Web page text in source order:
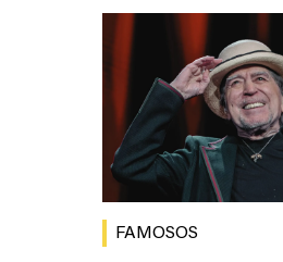
FAMOSOS